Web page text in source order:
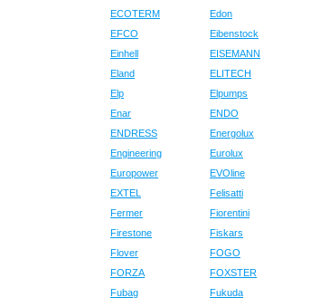
ECOTERM
Edon
EFCO
Eibenstock
Einhell
EISEMANN
Eland
ELITECH
Elp
Elpumps
Enar
ENDO
ENDRESS
Energolux
Engineering
Eurolux
Europower
EVOline
EXTEL
Felisatti
Fermer
Fiorentini
Firestone
Fiskars
Flover
FOGO
FORZA
FOXSTER
Fubag
Fukuda